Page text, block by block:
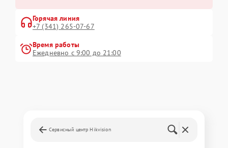
Горячая линия
+7 (341) 265-07-67
Время работы
Ежедневно с 9:00 до 21:00
Сервисный центр Hikvision